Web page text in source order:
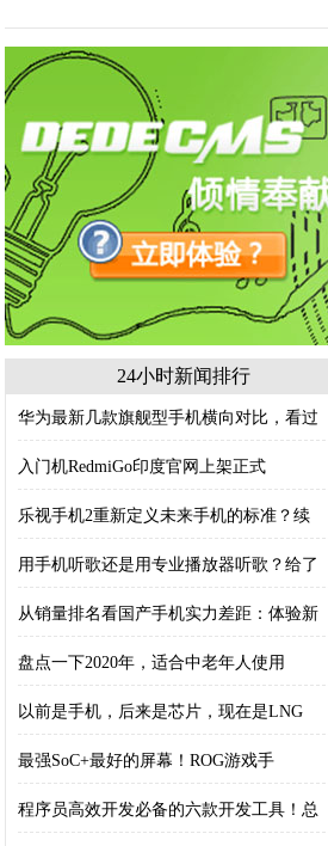
24小时新闻排行
华为最新几款旗舰型手机横向对比，看过
入门机RedmiGo印度官网上架正式
乐视手机2重新定义未来手机的标准？续
用手机听歌还是用专业播放器听歌？给了
从销量排名看国产手机实力差距：体验新
盘点一下2020年，适合中老年人使用
以前是手机，后来是芯片，现在是LNG
最强SoC+最好的屏幕！ROG游戏手
程序员高效开发必备的六款开发工具！总